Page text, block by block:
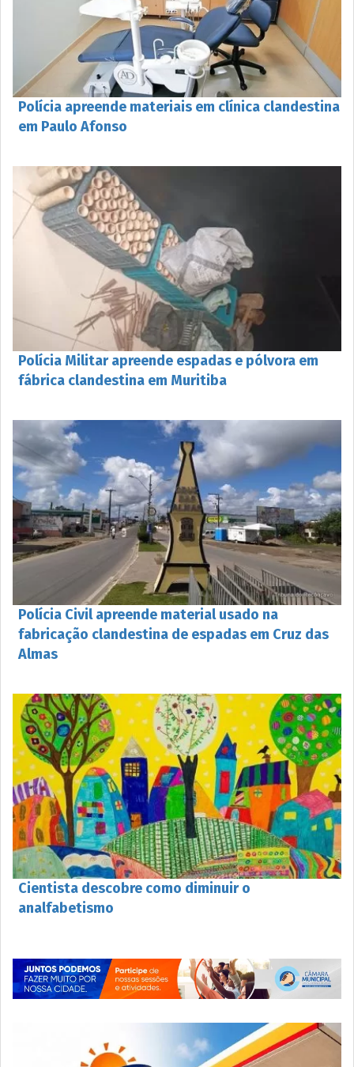
Polícia apreende materiais em clínica clandestina
em Paulo Afonso
Polícia Militar apreende espadas e pólvora em
fábrica clandestina em Muritiba
Polícia Civil apreende material usado na
fabricação clandestina de espadas em Cruz das
Almas
Cientista descobre como diminuir o
analfabetismo